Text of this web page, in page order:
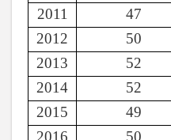
2011
47
2012
50
2013
52
2014
52
2015
49
2016
50